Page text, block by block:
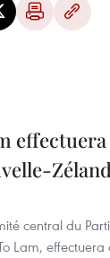
central du
Lam, effectuera